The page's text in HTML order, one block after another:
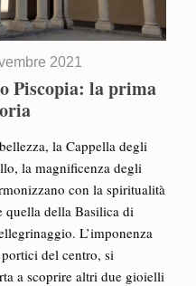
2021
Piscopia: la prima
la Cappella degli
la magnificenza degli
con la spiritualità
quella della Basilica di
L’imponenza
del centro, si
a scoprire altri due gioielli